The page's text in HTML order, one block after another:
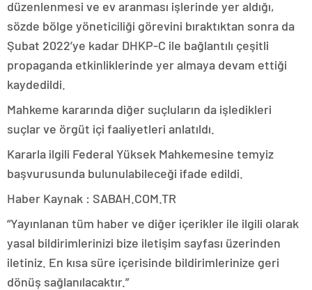
düzenlenmesi ve ev aranması işlerinde yer aldığı,
sözde bölge yöneticiliği görevini bıraktıktan sonra da
Şubat 2022’ye kadar DHKP-C ile bağlantılı çeşitli
propaganda etkinliklerinde yer almaya devam ettiği
kaydedildi.
Mahkeme kararında diğer suçluların da işledikleri
suçlar ve örgüt içi faaliyetleri anlatıldı.
Kararla ilgili Federal Yüksek Mahkemesine temyiz
başvurusunda bulunulabileceği ifade edildi.
Haber Kaynak : SABAH.COM.TR
“Yayınlanan tüm haber ve diğer içerikler ile ilgili olarak
yasal bildirimlerinizi bize iletişim sayfası üzerinden
iletiniz. En kısa süre içerisinde bildirimlerinize geri
dönüş sağlanılacaktır.”